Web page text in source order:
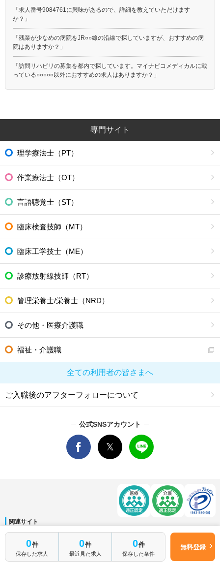
0件
保存した求人
0件
最近見た求人
0件
保存した条件
無料登録
「求人番号9084761に興味があるので、詳細を教えていただけます
か？」
「残業が少なめの病院をJR○○線の沿線で探していますが、おすすめの病
院はありますか？」
「訪問リハビリの募集を都内で探しています。マイナビコメディカルに載
っている○○○○○以外におすすめの求人はありますか？」
専門サイト
理学療法士（PT）
作業療法士（OT）
言語聴覚士（ST）
臨床検査技師（MT）
臨床工学技士（ME）
診療放射線技師（RT）
管理栄養士/栄養士（NRD）
その他・医療介護職
福祉・介護職
全ての利用者の皆さまへ
ご入職後のアフターフォローについて
公式SNSアカウント
関連サイト
マイナビDOCTOR│マイナビ看護師│マイナビ薬剤師│マイナビ保育士
運営会社
会社概要│ ご利用規約 個人情報保護方針 サイトマップ│お問い合わせ